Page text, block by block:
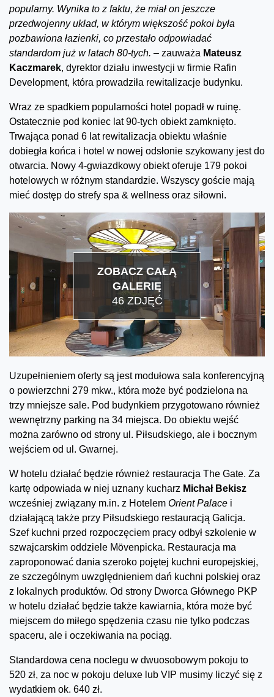
popularny. Wynika to z faktu, że miał on jeszcze
przedwojenny układ, w którym większość pokoi była
pozbawiona łazienki, co przestało odpowiadać
standardom już w latach 80-tych. – zauważa Mateusz
Kaczmarek, dyrektor działu inwestycji w firmie Rafin
Development, która prowadziła rewitalizacje budynku.
Wraz ze spadkiem popularności hotel popadł w ruinę.
Ostatecznie pod koniec lat 90-tych obiekt zamknięto.
Trwająca ponad 6 lat rewitalizacja obiektu właśnie
dobiegła końca i hotel w nowej odsłonie szykowany jest do
otwarcia. Nowy 4-gwiazdkowy obiekt oferuje 179 pokoi
hotelowych w różnym standardzie. Wszyscy goście mają
mieć dostęp do strefy spa & wellness oraz siłowni.
ZOBACZ CAŁĄ
GALERIĘ
46 ZDJĘĆ
Uzupełnieniem oferty są jest modułowa sala konferencyjną
o powierzchni 279 mkw., która może być podzielona na
trzy mniejsze sale. Pod budynkiem przygotowano również
wewnętrzny parking na 34 miejsca. Do obiektu wejść
można zarówno od strony ul. Piłsudskiego, ale i bocznym
wejściem od ul. Gwarnej.
W hotelu działać będzie również restauracja The Gate. Za
kartę odpowiada w niej uznany kucharz Michał Bekisz
wcześniej związany m.in. z Hotelem Orient Palace i
działającą także przy Piłsudskiego restauracją Galicja.
Szef kuchni przed rozpoczęciem pracy odbył szkolenie w
szwajcarskim oddziele Mövenpicka. Restauracja ma
zaproponować dania szeroko pojętej kuchni europejskiej,
ze szczególnym uwzględnieniem dań kuchni polskiej oraz
z lokalnych produktów. Od strony Dworca Głównego PKP
w hotelu działać będzie także kawiarnia, która może być
miejscem do miłego spędzenia czasu nie tylko podczas
spaceru, ale i oczekiwania na pociąg.
Standardowa cena noclegu w dwuosobowym pokoju to
520 zł, za noc w pokoju deluxe lub VIP musimy liczyć się z
wydatkiem ok. 640 zł.